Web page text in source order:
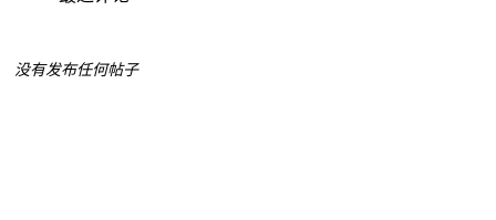
没有发布任何帖子